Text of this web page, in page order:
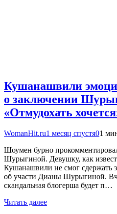
Кушанашвили
о заключении
«Отмудохать
WomanHit.ru1 месяц спустя01
Шоумен бурно
Шурыгиной. Девушку, как
Кушанашвили не смог сдержать
об участи Дианы Шурыгиной.
скандальная блогерша будет п…
Читать далее